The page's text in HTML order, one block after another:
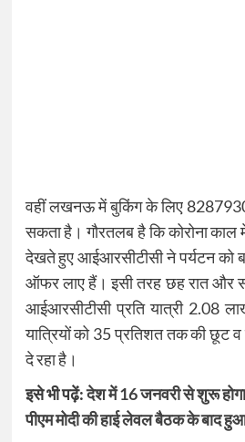
वहीं लखनऊ में बुकिंग के लिए
सकता है। गौरतलब है कि कोरोना काल
देखते हुए आईआरसीटीसी ने पर्यटन
ऑफर लाए हैं। इसी तरह छह रात और
आईआरसीटीसी प्रति यात्री 2.08
यात्रियों को 35 प्रतिशत तक की छूट व
दे रहा है।
इसे भी पढ़ें:देश में 16 जनवरी से शुरू
पीएम मोदी की हाई लेवल बैठक के बाद